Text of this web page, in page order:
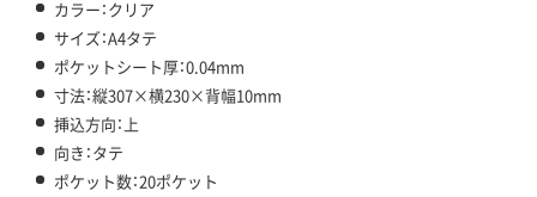
カラー：クリア
サイズ：A4タテ
ポケットシート厚：0.04mm
寸法：縦307×横230×背幅10mm
挿込方向：上
向き：タテ
ポケット数：20ポケット